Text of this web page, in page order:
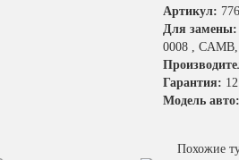
Артикул:
Для замены:
0008 ,
Гарантия:
Модель авто:
Похожие